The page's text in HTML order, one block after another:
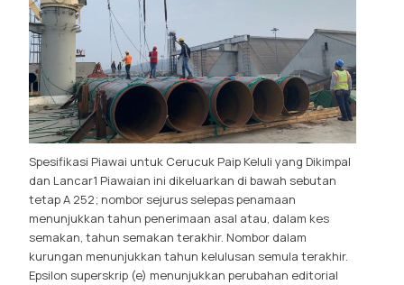
Spesifikasi Piawai untuk Cerucuk Paip Keluli yang Dikimpal
dan Lancar1 Piawaian ini dikeluarkan di bawah sebutan
tetap A 252; nombor sejurus selepas penamaan
menunjukkan tahun penerimaan asal atau, dalam kes
semakan, tahun semakan terakhir. Nombor dalam
kurungan menunjukkan tahun kelulusan semula terakhir.
Epsilon superskrip (e) menunjukkan perubahan editorial